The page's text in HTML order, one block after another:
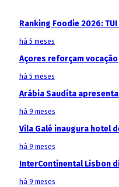
Ranking Foodie 2026:
há 5 meses
Açores reforçam vocação
há 5 meses
Arábia Saudita
há 9 meses
Vila Galé inaugura hotel
há 9 meses
InterContinental Lisbon
há 9 meses